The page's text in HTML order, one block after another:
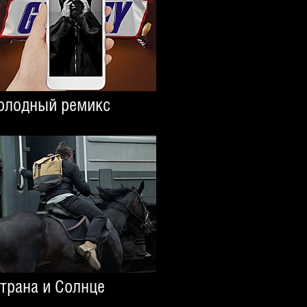
ремикс
и Солнце